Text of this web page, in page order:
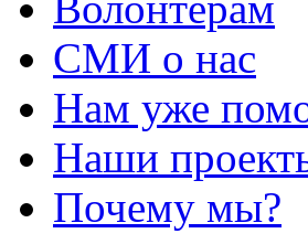
СМИ о нас
Нам уже
Наши
Почему мы?